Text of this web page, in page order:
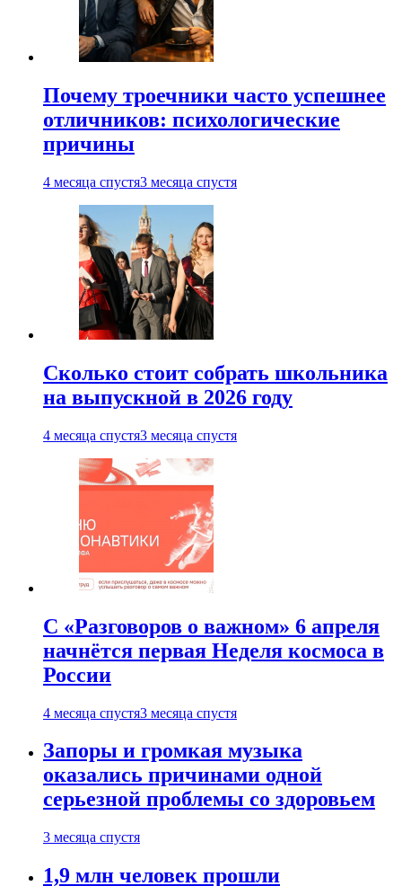
Почему троечники часто успешнее
отличников: психологические
причины
4 месяца спустя3 месяца спустя
Сколько стоит собрать школьника
на выпускной в 2026 году
4 месяца спустя3 месяца спустя
С «Разговоров о важном» 6 апреля
начнётся первая Неделя космоса в
России
4 месяца спустя3 месяца спустя
Запоры и громкая музыка
оказались причинами одной
серьезной проблемы со здоровьем
3 месяца спустя
1,9 млн человек прошли